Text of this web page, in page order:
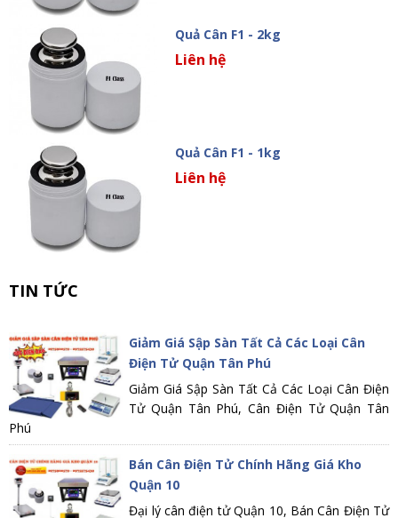
Quả Cân F1 - 2kg
Liên hệ
Quả Cân F1 - 1kg
Liên hệ
TIN TỨC
Giảm Giá Sập Sàn Tất Cả Các Loại Cân
Điện Tử Quận Tân Phú
Giảm Giá Sập Sàn Tất Cả Các Loại Cân Điện
Tử Quận Tân Phú, Cân Điện Tử Quận Tân
Phú
Bán Cân Điện Tử Chính Hãng Giá Kho
Quận 10
Đại lý cân điện tử Quận 10, Bán Cân Điện Tử